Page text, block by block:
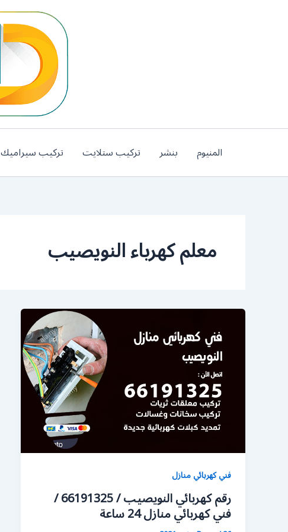
المنيوم بنشر تركيب ستلايت تركيب سيراميك
معلم كهرباء النويصيب
فني كهربائي منازل
رقم كهربائي النويصيب / 66191325 /
فني كهربائي منازل 24 ساعة